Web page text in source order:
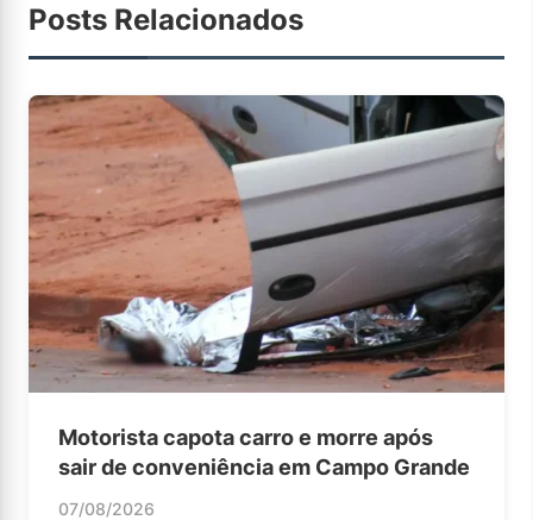
Posts Relacionados
Motorista capota carro e morre após
sair de conveniência em Campo Grande
07/08/2026